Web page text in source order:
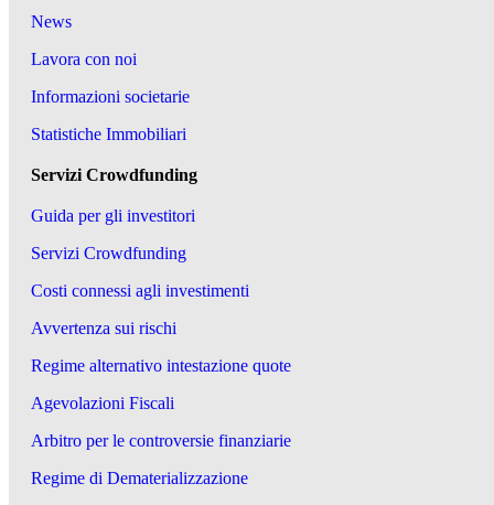
News
Lavora con noi
Informazioni societarie
Statistiche Immobiliari
Servizi Crowdfunding
Guida per gli investitori
Servizi Crowdfunding
Costi connessi agli investimenti
Avvertenza sui rischi
Regime alternativo intestazione quote
Agevolazioni Fiscali
Arbitro per le controversie finanziarie
Regime di Dematerializzazione